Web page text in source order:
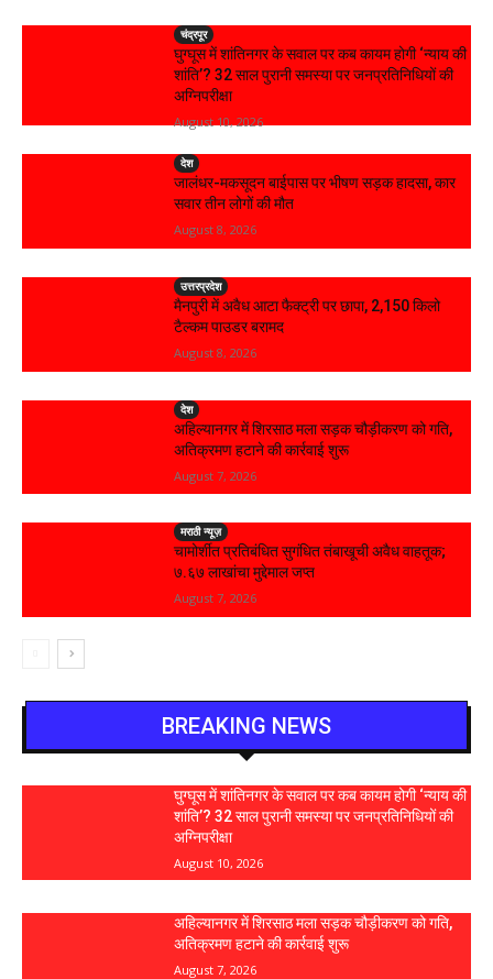
चंद्रपूर
घुग्घूस में शांतिनगर के सवाल पर कब कायम होगी ‘न्याय की
शांति’? 32 साल पुरानी समस्या पर जनप्रतिनिधियों की
अग्निपरीक्षा
August 10, 2026
देश
जालंधर-मकसूदन बाईपास पर भीषण सड़क हादसा, कार
सवार तीन लोगों की मौत
August 8, 2026
उत्तरप्रदेश
मैनपुरी में अवैध आटा फैक्ट्री पर छापा, 2,150 किलो
टैल्कम पाउडर बरामद
August 8, 2026
देश
अहिल्यानगर में शिरसाठ मला सड़क चौड़ीकरण को गति,
अतिक्रमण हटाने की कार्रवाई शुरू
August 7, 2026
मराठी न्यूज़
चामोर्शीत प्रतिबंधित सुगंधित तंबाखूची अवैध वाहतूक;
₹७.६७ लाखांचा मुद्देमाल जप्त
August 7, 2026
BREAKING NEWS
घुग्घूस में शांतिनगर के सवाल पर कब कायम होगी ‘न्याय की
शांति’? 32 साल पुरानी समस्या पर जनप्रतिनिधियों की
अग्निपरीक्षा
August 10, 2026
अहिल्यानगर में शिरसाठ मला सड़क चौड़ीकरण को गति,
अतिक्रमण हटाने की कार्रवाई शुरू
August 7, 2026